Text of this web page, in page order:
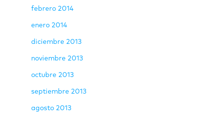
febrero 2014
enero 2014
diciembre 2013
noviembre 2013
octubre 2013
septiembre 2013
agosto 2013